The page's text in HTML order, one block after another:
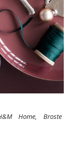
Home, Broste